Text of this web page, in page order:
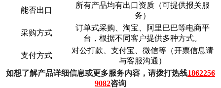
能否出口
所有产品均有出口资质（可提供报关服
务）
采购方式
订单式采购、淘宝、阿里巴巴等电商平
台，根据不同客户提供多种方式。
支付方式
对公打款、支付宝、微信等（开票信息请
与客服沟通）
如想了解产品详细信息或更多服务内容，请拨打热线1862256
9082咨询